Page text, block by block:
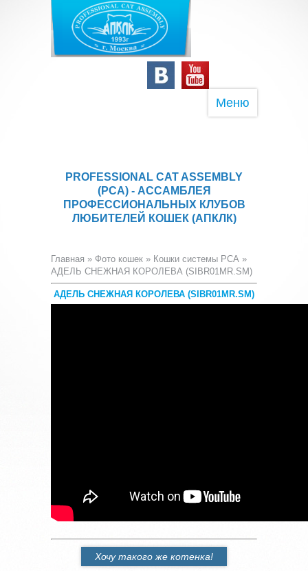
Меню
PROFESSIONAL CAT ASSEMBLY
(PCA) - АССАМБЛЕЯ
ПРОФЕССИОНАЛЬНЫХ КЛУБОВ
ЛЮБИТЕЛЕЙ КОШЕК (АПКЛК)
Главная » Фото кошек » Кошки системы PCA »
АДЕЛЬ СНЕЖНАЯ КОРОЛЕВА (SIBR01MR.SM)
АДЕЛЬ СНЕЖНАЯ КОРОЛЕВА (SIBR01MR.SM)
Хочу такого же котенка!